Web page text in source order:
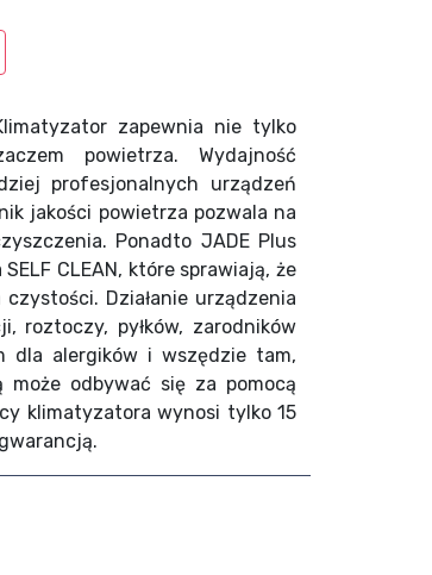
zapewnia nie tylko
powietrza. Wydajność
profesjonalnych urządzeń
jakości powietrza pozwala na
Ponadto JADE Plus
CLEAN, które sprawiają, że
Działanie urządzenia
roztoczy, pyłków, zarodników
dla alergików i wszędzie tam,
odbywać się za pomocą
klimatyzatora wynosi tylko 15